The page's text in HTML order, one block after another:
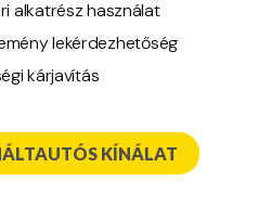
alkatrész használat
lekérdezhetőség
kárjavítás
KÍNÁLAT